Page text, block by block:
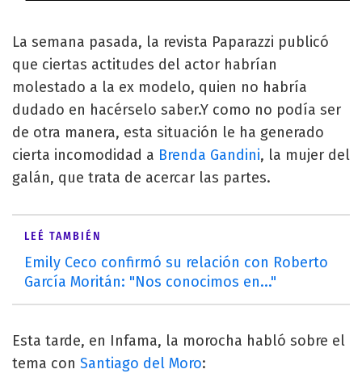
La semana pasada, la revista Paparazzi publicó
que ciertas actitudes del actor habrían
molestado a la ex modelo, quien no habría
dudado en hacérselo saber.Y como no podía ser
de otra manera, esta situación le ha generado
cierta incomodidad a Brenda Gandini, la mujer del
galán, que trata de acercar las partes.
LEÉ TAMBIÉN
Emily Ceco confirmó su relación con Roberto
García Moritán: "Nos conocimos en..."
Esta tarde, en Infama, la morocha habló sobre el
tema con Santiago del Moro: